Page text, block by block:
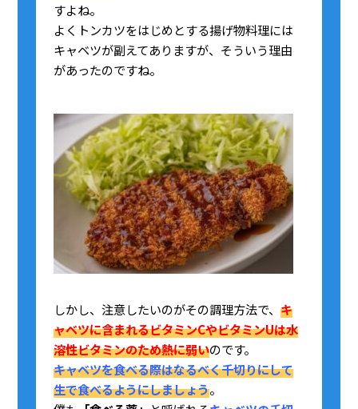
すよね。
よくトンカツをはじめとする揚げ物料理には
キャベツが副えてありますが、そういう理由
があったのですね。
しかし、注意したいのがその調理方法で、キ
ャベツに含まれるビタミンCやビタミンUは水
溶性ビタミンのため熱に弱いのです。
キャベツを食べる際はなるべく千切りにして
生で食べるようにしましょう。